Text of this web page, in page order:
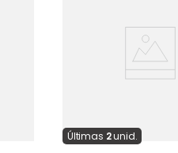
Últimas 2unid.